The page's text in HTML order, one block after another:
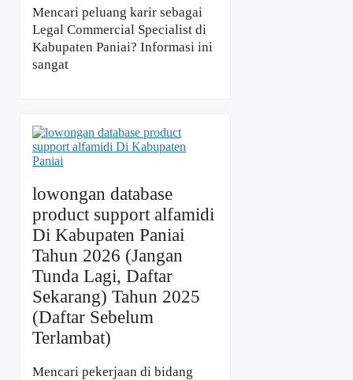
Mencari peluang karir sebagai
Legal Commercial Specialist di
Kabupaten Paniai? Informasi ini
sangat
lowongan database
product support alfamidi
Di Kabupaten Paniai
Tahun 2026 (Jangan
Tunda Lagi, Daftar
Sekarang) Tahun 2025
(Daftar Sebelum
Terlambat)
Mencari pekerjaan di bidang